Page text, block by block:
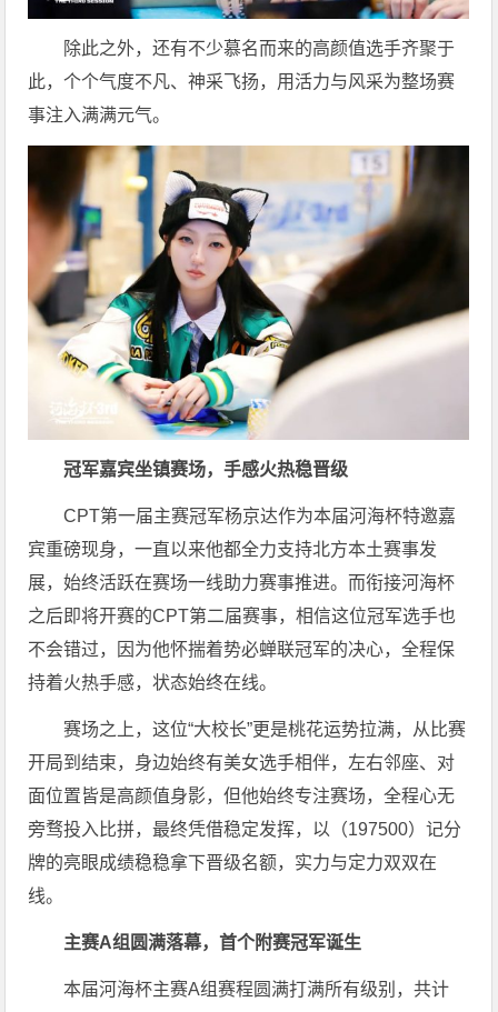
除此之外，还有不少慕名而来的高颜值选手齐聚于
此，个个气度不凡、神采飞扬，用活力与风采为整场赛
事注入满满元气。
冠军嘉宾坐镇赛场，手感火热稳晋级
CPT第一届主赛冠军杨京达作为本届河海杯特邀嘉
宾重磅现身，一直以来他都全力支持北方本土赛事发
展，始终活跃在赛场一线助力赛事推进。而衔接河海杯
之后即将开赛的CPT第二届赛事，相信这位冠军选手也
不会错过，因为他怀揣着势必蝉联冠军的决心，全程保
持着火热手感，状态始终在线。
赛场之上，这位“大校长”更是桃花运势拉满，从比赛
开局到结束，身边始终有美女选手相伴，左右邻座、对
面位置皆是高颜值身影，但他始终专注赛场，全程心无
旁骛投入比拼，最终凭借稳定发挥，以（197500）记分
牌的亮眼成绩稳稳拿下晋级名额，实力与定力双双在
线。
主赛A组圆满落幕，首个附赛冠军诞生
本届河海杯主赛A组赛程圆满打满所有级别，共计